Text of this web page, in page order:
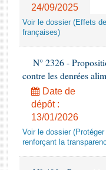
24/09/2025
Voir le dossier (Effets
françaises)
N° 2326 -
contre les denrées
Date de
dépôt :
13/01/2026
Voir le dossier
renforçant la